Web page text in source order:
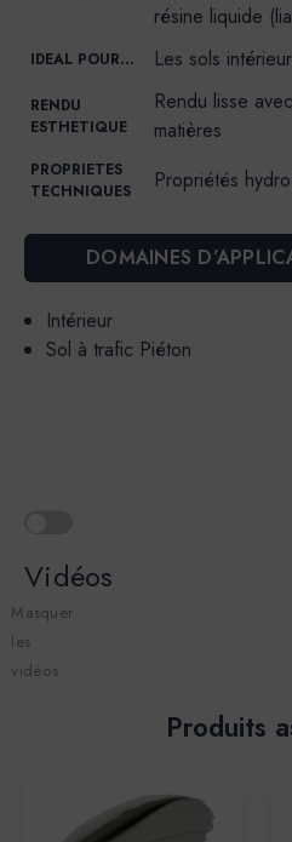
résine liquide
IDEAL POUR… Les sols
RENDU
ESTHETIQUE
Rendu lisse
matières
PROPRIETES
TECHNIQUES
Propriétés
DOMAINES
Intérieur
Sol à trafic Piéton
Vidéos
Masquer
les
vidéos
Produits